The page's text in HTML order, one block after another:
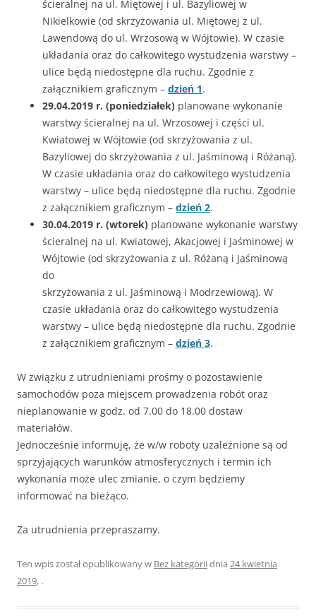
ścieralnej na ul. Miętowej i ul. Bazyliowej w
Nikielkowie (od skrzyżowania ul. Miętowej z ul.
Lawendową do ul. Wrzosową w Wójtowie). W czasie
układania oraz do całkowitego wystudzenia warstwy –
ulice będą niedostępne dla ruchu. Zgodnie z
załącznikiem graficznym – dzień 1.
29.04.2019 r. (poniedziałek) planowane wykonanie
warstwy ścieralnej na ul. Wrzosowej i części ul.
Kwiatowej w Wójtowie (od skrzyżowania z ul.
Bazyliowej do skrzyżowania z ul. Jaśminową i Różaną).
W czasie układania oraz do całkowitego wystudzenia
warstwy – ulice będą niedostępne dla ruchu. Zgodnie
z załącznikiem graficznym – dzień 2.
30.04.2019 r. (wtorek) planowane wykonanie warstwy
ścieralnej na ul. Kwiatowej, Akacjowej i Jaśminowej w
Wójtowie (od skrzyżowania z ul. Różaną i Jaśminową
do
skrzyżowania z ul. Jaśminową i Modrzewiową). W
czasie układania oraz do całkowitego wystudzenia
warstwy – ulice będą niedostępne dla ruchu. Zgodnie
z załącznikiem graficznym – dzień 3.
W związku z utrudnieniami prośmy o pozostawienie
samochodów poza miejscem prowadzenia robót oraz
nieplanowanie w godz. od 7.00 do 18.00 dostaw
materiałów.
Jednocześnie informuję, że w/w roboty uzależnione są od
sprzyjających warunków atmosferycznych i termin ich
wykonania może ulec zmianie, o czym będziemy
informować na bieżąco.
Za utrudnienia przepraszamy.
Ten wpis został opublikowany w Bez kategoriidnia 24 kwietnia
2019, .